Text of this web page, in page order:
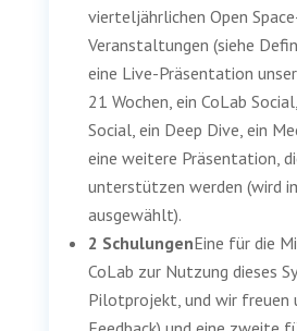
vierteljährlichen Open
Veranstaltungen (siehe
eine Live-Präsentation
21 Wochen, ein CoLab
Social, ein Deep Dive, ein
eine weitere Präsentation,
unterstützen werden (wird
ausgewählt).
2 SchulungenEine für die
CoLab zur Nutzung dieses
Pilotprojekt, und wir freuen